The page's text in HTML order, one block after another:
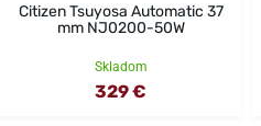
Citizen Tsuyosa Automatic 37
mm NJ0200-50W
Skladom
329 €